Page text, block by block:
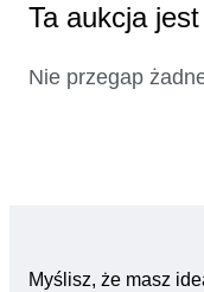
Ta aukcja
Nie przegap
Myślisz, że masz